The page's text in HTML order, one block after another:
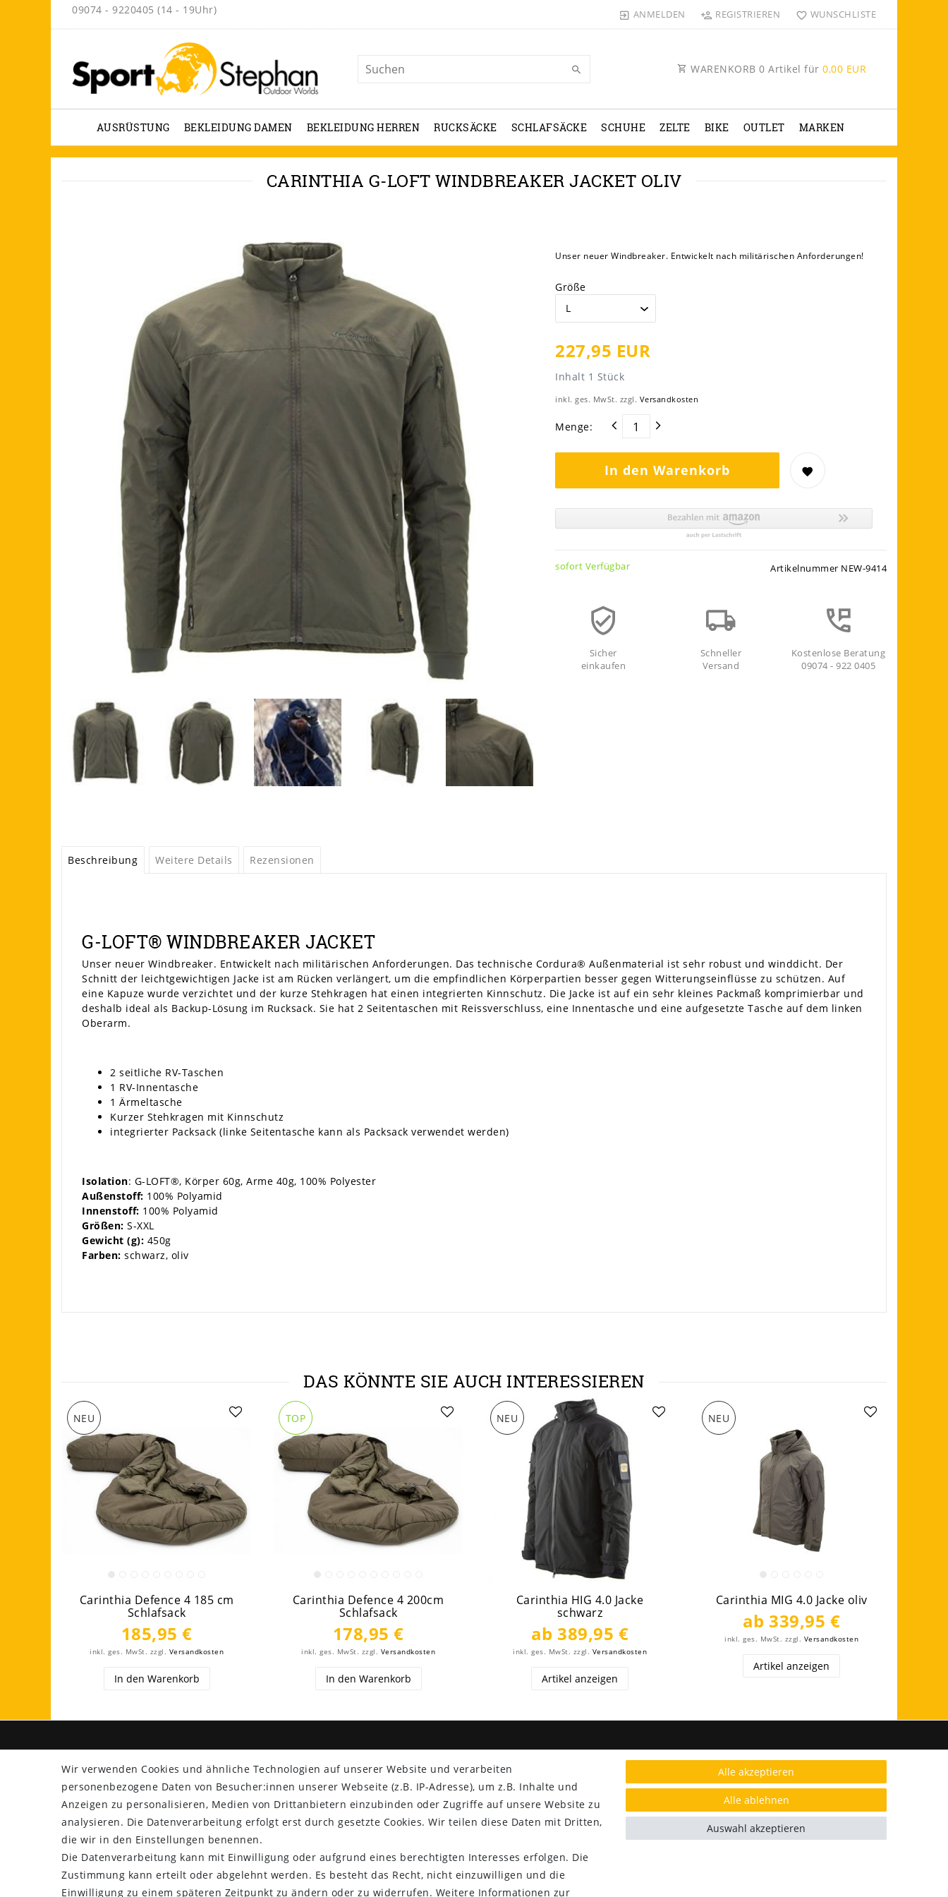
09074 - 9220405 (14 - 19Uhr) ANMELDEN REGISTRIEREN WUNSCHLISTE
WARENKORB 0 Artikel für 0,00 EUR
AUSRÜSTUNG BEKLEIDUNG DAMEN BEKLEIDUNG HERREN RUCKSÄCKE SCHLAFSÄCKE SCHUHE ZELTE BIKE OUTLET MARKEN
CARINTHIA G-LOFT WINDBREAKER JACKET OLIV
Unser neuer Windbreaker. Entwickelt nach militärischen Anforderungen!
Größe
227,95 EUR
Inhalt 1 Stück
inkl. ges. MwSt. zzgl. Versandkosten
Menge:
In den Warenkorb
sofort Verfügbar Artikelnummer NEW-9414
Sicher
einkaufen
Schneller
Versand
Kostenlose Beratung
09074 - 922 0405
Beschreibung Weitere Details Rezensionen
G-LOFT® WINDBREAKER JACKET
Unser neuer Windbreaker. Entwickelt nach militärischen Anforderungen. Das technische Cordura® Außenmaterial ist sehr robust und winddicht. Der
Schnitt der leichtgewichtigen Jacke ist am Rücken verlängert, um die empfindlichen Körperpartien besser gegen Witterungseinflüsse zu schützen. Auf
eine Kapuze wurde verzichtet und der kurze Stehkragen hat einen integrierten Kinnschutz. Die Jacke ist auf ein sehr kleines Packmaß komprimierbar und
deshalb ideal als Backup-Lösung im Rucksack. Sie hat 2 Seitentaschen mit Reissverschluss, eine Innentasche und eine aufgesetzte Tasche auf dem linken
Oberarm.
2 seitliche RV-Taschen
1 RV-Innentasche
1 Ärmeltasche
Kurzer Stehkragen mit Kinnschutz
integrierter Packsack (linke Seitentasche kann als Packsack verwendet werden)
Isolation: G-LOFT®, Körper 60g, Arme 40g, 100% Polyester
Außenstoff: 100% Polyamid
Innenstoff: 100% Polyamid
Größen: S-XXL
Gewicht (g): 450g
Farben: schwarz, oliv
DAS KÖNNTE SIE AUCH INTERESSIEREN
NEU
Carinthia Defence 4 185 cm
Schlafsack
185,95 €
inkl. ges. MwSt. zzgl. Versandkosten
In den Warenkorb
TOP
Carinthia Defence 4 200cm
Schlafsack
178,95 €
inkl. ges. MwSt. zzgl. Versandkosten
In den Warenkorb
NEU
Carinthia HIG 4.0 Jacke
schwarz
ab 389,95 €
inkl. ges. MwSt. zzgl. Versandkosten
Artikel anzeigen
NEU
Carinthia MIG 4.0 Jacke oliv
ab 339,95 €
inkl. ges. MwSt. zzgl. Versandkosten
Artikel anzeigen
Versand
Rücksendung
Widerrufs­recht
Impressum
Daten­schutz­erklärung
AGB
Kontakt
Lieferung nur 2,95 €
Rücksendung kostenfrei
14 Tage Rückgaberecht
AUSGEZEICHNET.ORG
Wir verwenden Cookies und ähnliche Technologien auf unserer Website und verarbeiten
personenbezogene Daten von Besucher:innen unserer Webseite (z.B. IP-Adresse), um z.B. Inhalte und
Anzeigen zu personalisieren, Medien von Drittanbietern einzubinden oder Zugriffe auf unsere Website zu
analysieren. Die Datenverarbeitung erfolgt erst durch gesetzte Cookies. Wir teilen diese Daten mit Dritten,
die wir in den Einstellungen benennen.
Die Datenverarbeitung kann mit Einwilligung oder aufgrund eines berechtigten Interesses erfolgen. Die
Zustimmung kann erteilt oder abgelehnt werden. Es besteht das Recht, nicht einzuwilligen und die
Einwilligung zu einem späteren Zeitpunkt zu ändern oder zu widerrufen. Weitere Informationen zur
Alle akzeptieren
Alle ablehnen
Auswahl akzeptieren